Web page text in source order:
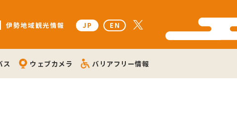
伊勢地域観光情報 JP EN
ス ウェブカメラ バリアフリー情報